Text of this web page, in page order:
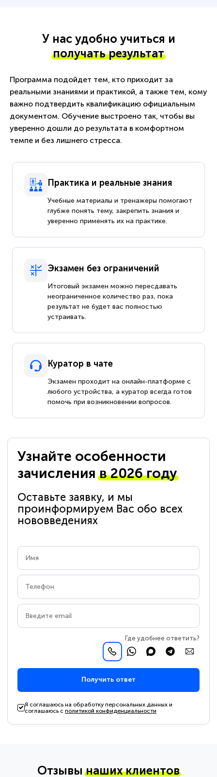
У нас удобно учиться и
получать результат
Программа подойдет тем, кто приходит за
реальными знаниями и практикой, а также тем, кому
важно подтвердить квалификацию официальным
документом. Обучение выстроено так, чтобы вы
уверенно дошли до результата в комфортном
темпе и без лишнего стресса.
Практика и реальные знания
Учебные материалы и тренажеры помогают
глубже понять тему, закрепить знания и
уверенно применять их на практике.
Экзамен без ограничений
Итоговый экзамен можно пересдавать
неограниченное количество раз, пока
результат не будет вас полностью
устраивать.
Куратор в чате
Экзамен проходит на онлайн-платформе с
любого устройства, а куратор всегда готов
помочь при возникновении вопросов.
Узнайте особенности
зачисленияв 2026 году
Оставьте заявку, и мы
проинформируем Вас обо всех
нововведениях
Где удобнее ответить?
Получить ответ
Я соглашаюсь на обработку персональных данных и
соглашаюсь сполитикой конфиденциальности
Отзывынаших клиентов